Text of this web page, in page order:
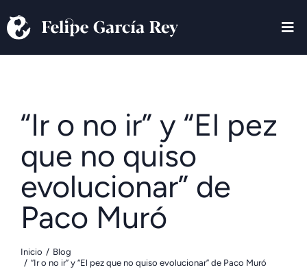
“Ir o no ir” y “El pez
que no quiso
evolucionar” de
Paco Muró
Estás aquí:
Inicio
Blog
“Ir o no ir” y “El pez que no quiso evolucionar” de Paco Muró